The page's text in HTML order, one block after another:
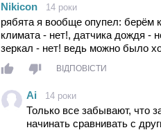
Nikicon 14 роки
рябята я вообще опупел: берём
климата - нет!, датчика дождя -
зеркал - нет! ведь можно было
ВІДПОВІСТИ
Ai 14 роки
Только все забывают, что
начинать сравнивать с